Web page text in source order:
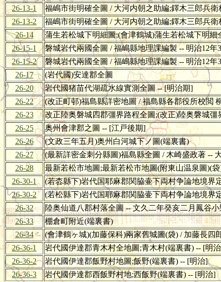
26-13-1
福嶋市街明確全圖 / 大河内朝之助編;鐸木三郎兵衛
26-13-2
福嶋市街明確全圖 / 大河内朝之助編;鐸木三郎兵衛
26-14
蒲生若松城下明細圖;(會津鶴城)蒲生若松城下明
26-15-1
磐城岩代兩國全圖 / 福嶋縣地理課編製 -- 明治12年
26-15-2
磐城岩代兩國全圖 / 福嶋縣地理課編製 -- 明治12年
26-17
(岩代國)安達郡全圖
26-20
岩代國猪苗代湖疏水線實測全圖 -- [明治期]
26-22
(改正町邨)福島縣詳密地圖 / 福島縣各郡役所校閲
26-23
改正陸奥磐城四郡彊界路程全圖;(改正)陸奥磐城
26-25
奥州會津郡之圖 -- [江戸後期]
26-26
(文政三年五月)奥州白河城下ノ圖(端裏書)
26-27
(最新詳密金刺分縣圖)福島縣全圖 / 木崎盛政著 --
26-28
最新若松市地圖;最新若松市地圖(附東山温泉圖)(
26-30-1
(若枩縣下)岩代国耶麻郡関脇壷下両村争論地境界
26-30-2
(若松縣下)岩代国耶麻郡関脇壷下両村争論地境界
26-32
陸奥仙道八郡村落全圖 -- 文久二年癸亥二月鳳谷
26-33
棚倉町附近(端裏書)
26-34
(會津鶴ヶ城)(加藤保科)兩家舊城圖(袋) / 加藤長四
26-36-1
岩代國伊達郡青木村全地圖;青木村(端裏書) -- [明
26-36-2
岩代國伊達郡飯野村地圖;飯野(端裏書) -- [明治]
26-36-3
岩代國伊達郡西飯野村地;西飯野(端裏書) -- [明治]